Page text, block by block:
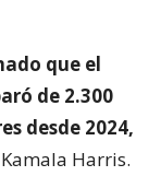
que el
de 2.300
desde 2024,
Harris.